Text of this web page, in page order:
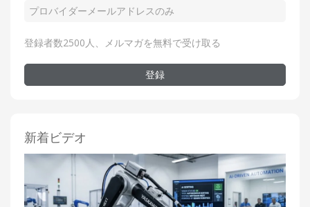
登録者数2500人、メルマガを無料で受け取る
登録
新着ビデオ